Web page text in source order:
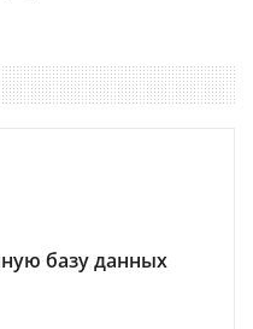
базу данных